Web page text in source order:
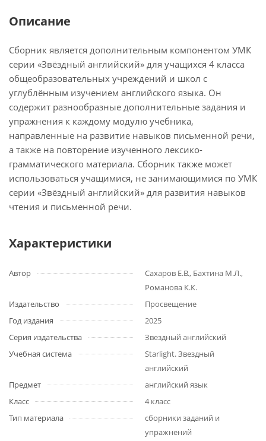
Описание
Сборник является дополнительным компонентом УМК
серии «Звёздный английский» для учащихся 4 класса
общеобразовательных учреждений и школ с
углублённым изучением английского языка. Он
содержит разнообразные дополнительные задания и
упражнения к каждому модулю учебника,
направленные на развитие навыков письменной речи,
а также на повторение изученного лексико-
грамматического материала. Сборник также может
использоваться учащимися, не занимающимися по УМК
серии «Звёздный английский» для развития навыков
чтения и письменной речи.
Характеристики
Автор
Сахаров Е.В., Бахтина М.Л.,
Романова К.К.
Издательство
Просвещение
Год издания
2025
Серия издательства
Звездный английский
Учебная система
Starlight. Звездный
английский
Предмет
английский язык
Класс
4 класс
Тип материала
сборники заданий и
упражнений